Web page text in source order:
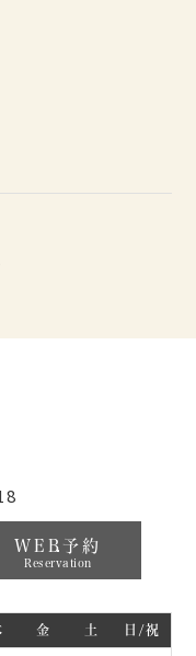
WEB予約
Reservation
金 土 日/祝